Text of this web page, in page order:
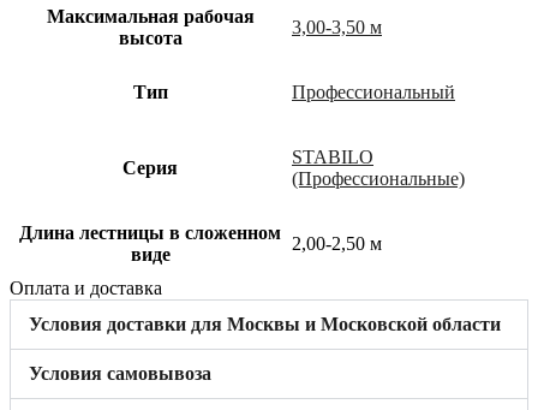
Максимальная рабочая
высота
3,00-3,50 м
Тип Профессиональный
Cерия
STABILO
(Профессиональные)
Длина лестницы в сложенном
виде
2,00-2,50 м
Оплата и доставка
Условия доставки для Москвы и Московской области
Условия самовывоза